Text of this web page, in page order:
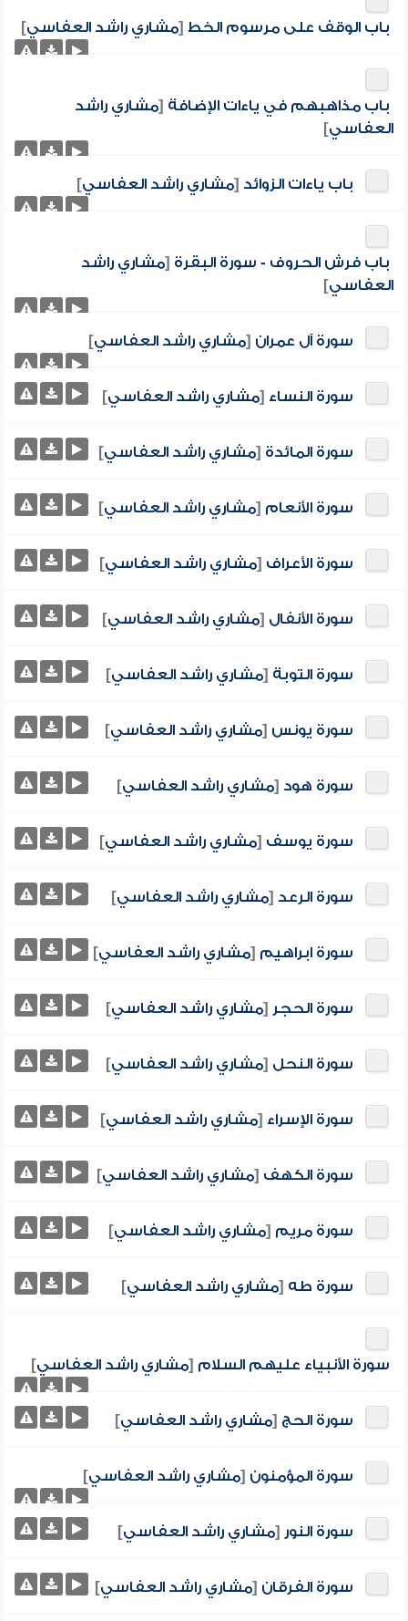
باب الوقف على مرسوم الخط [مشاري راشد العفاسي]
باب مذاهبهم في ياءات الإضافة [مشاري راشد
العفاسي]
باب ياءات الزوائد [مشاري راشد العفاسي]
باب فرش الحروف - سورة البقرة [مشاري راشد
العفاسي]
سورة آل عمران [مشاري راشد العفاسي]
سورة النساء [مشاري راشد العفاسي]
سورة المائدة [مشاري راشد العفاسي]
سورة الأنعام [مشاري راشد العفاسي]
سورة الأعراف [مشاري راشد العفاسي]
سورة الأنفال [مشاري راشد العفاسي]
سورة التوبة [مشاري راشد العفاسي]
سورة يونس [مشاري راشد العفاسي]
سورة هود [مشاري راشد العفاسي]
سورة يوسف [مشاري راشد العفاسي]
سورة الرعد [مشاري راشد العفاسي]
سورة ابراهيم [مشاري راشد العفاسي]
سورة الحجر [مشاري راشد العفاسي]
سورة النحل [مشاري راشد العفاسي]
سورة الإسراء [مشاري راشد العفاسي]
سورة الكهف [مشاري راشد العفاسي]
سورة مريم [مشاري راشد العفاسي]
سورة طه [مشاري راشد العفاسي]
سورة الأنبياء عليهم السلام [مشاري راشد العفاسي]
سورة الحج [مشاري راشد العفاسي]
سورة المؤمنون [مشاري راشد العفاسي]
سورة النور [مشاري راشد العفاسي]
سورة الفرقان [مشاري راشد العفاسي]